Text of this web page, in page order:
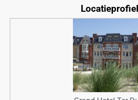
Locatieprofiel